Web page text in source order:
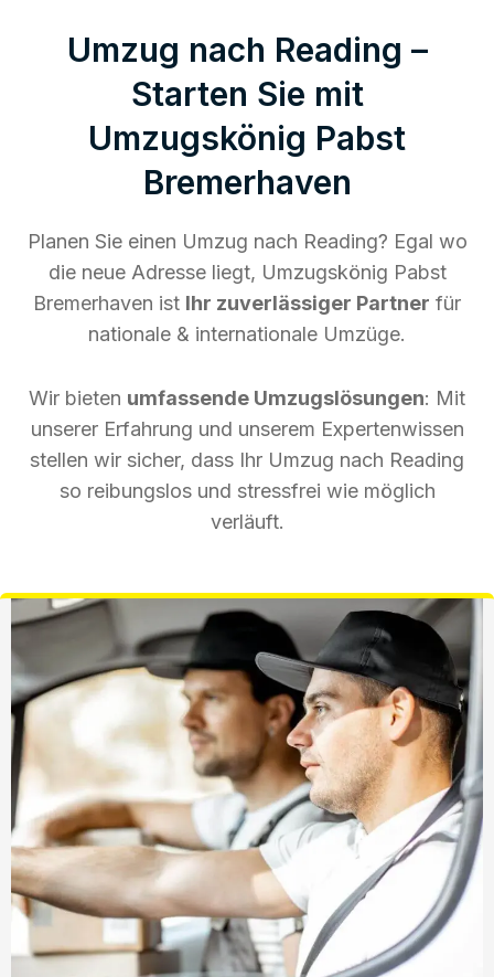
Umzug nach Reading –
Starten Sie mit
Umzugskönig Pabst
Bremerhaven
Planen Sie einen Umzug nach Reading? Egal wo
die neue Adresse liegt, Umzugskönig Pabst
Bremerhaven ist Ihr zuverlässiger Partner für
nationale & internationale Umzüge.
Wir bieten umfassende Umzugslösungen: Mit
unserer Erfahrung und unserem Expertenwissen
stellen wir sicher, dass Ihr Umzug nach Reading
so reibungslos und stressfrei wie möglich
verläuft.